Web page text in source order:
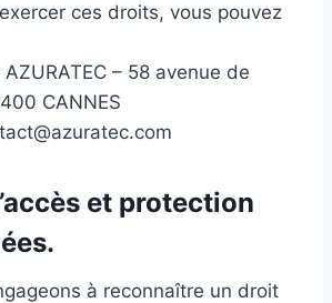
ces droits, vous pouvez
– 58 avenue de
CANNES
et protection
à reconnaître un droit